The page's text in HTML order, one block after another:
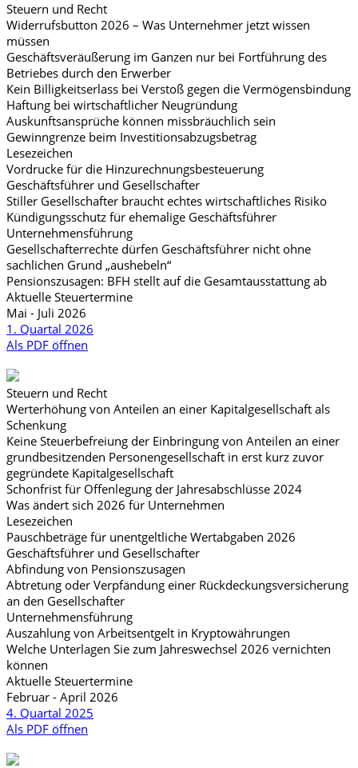
Steuern und Recht
Widerrufsbutton 2026 – Was Unternehmer jetzt wissen
müssen
Geschäftsveräußerung im Ganzen nur bei Fortführung des
Betriebes durch den Erwerber
Kein Billigkeitserlass bei Verstoß gegen die Vermögensbindung
Haftung bei wirtschaftlicher Neugründung
Auskunftsansprüche können missbräuchlich sein
Gewinngrenze beim Investitionsabzugsbetrag
Lesezeichen
Vordrucke für die Hinzurechnungsbesteuerung
Geschäftsführer und Gesellschafter
Stiller Gesellschafter braucht echtes wirtschaftliches Risiko
Kündigungsschutz für ehemalige Geschäftsführer
Unternehmensführung
Gesellschafterrechte dürfen Geschäftsführer nicht ohne
sachlichen Grund „aushebeln“
Pensionszusagen: BFH stellt auf die Gesamtausstattung ab
Aktuelle Steuertermine
Mai - Juli 2026
1. Quartal 2026
Als PDF öffnen
Steuern und Recht
Werterhöhung von Anteilen an einer Kapitalgesellschaft als
Schenkung
Keine Steuerbefreiung der Einbringung von Anteilen an einer
grundbesitzenden Personengesellschaft in erst kurz zuvor
gegründete Kapitalgesellschaft
Schonfrist für Offenlegung der Jahresabschlüsse 2024
Was ändert sich 2026 für Unternehmen
Lesezeichen
Pauschbeträge für unentgeltliche Wertabgaben 2026
Geschäftsführer und Gesellschafter
Abfindung von Pensionszusagen
Abtretung oder Verpfändung einer Rückdeckungsversicherung
an den Gesellschafter
Unternehmensführung
Auszahlung von Arbeitsentgelt in Kryptowährungen
Welche Unterlagen Sie zum Jahreswechsel 2026 vernichten
können
Aktuelle Steuertermine
Februar - April 2026
4. Quartal 2025
Als PDF öffnen